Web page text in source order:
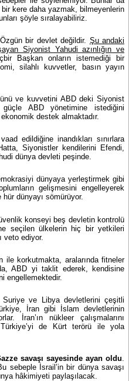
kere daha yazmak, bilmeyenlerin
şöyle sıralayabiliriz.
bir devlet değildir. Şu andaki
Siyonist Yahudi azınlığın ve
Başkan onların istemediği bir
silahlı kuvvetler, basın yayın
ve kuvvetini ABD deki Siyonist
ABD yönetimine istediğini
destek almaktadır.
edildiğine inandıkları sınırlara
Siyonistler kendilerini Efendi,
dünya devleti peşinde.
dünyaya yerleştirmek gibi
gelişmesini engelleyerek
dünyayı sömürüyor.
konseyi beş devletin kontrolü
seçilen ülkelerin hiç bir yetkileri
veto ediyor.
korkutmakta, aralarında fitneler
ABD yi taklit ederek, kendisine
engellemektedir.
ve Libya devletlerini çeşitli
İran gibi İslam devletlerinin
İran’ın nükleer çalışmalarını
de Kürt terörü ile yola
savaşı sayesinde ayan oldu
sebeple İsrail’in bir dünya savaşı
hâkimiyeti paylaşılacak.